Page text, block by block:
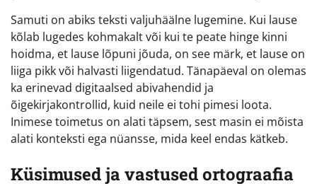
Samuti on abiks teksti valjuhäälne lugemine. Kui lause
kõlab lugedes kohmakalt või kui te peate hinge kinni
hoidma, et lause lõpuni jõuda, on see märk, et lause on
liiga pikk või halvasti liigendatud. Tänapäeval on olemas
ka erinevad digitaalsed abivahendid ja
õigekirjakontrollid, kuid neile ei tohi pimesi loota.
Inimese toimetus on alati täpsem, sest masin ei mõista
alati konteksti ega nüansse, mida keel endas kätkeb.
Küsimused ja vastused ortograafia